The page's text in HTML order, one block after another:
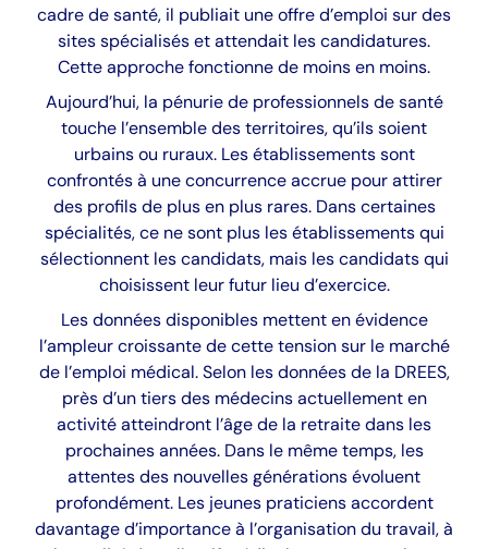
cadre de santé, il publiait une offre d’emploi sur des
sites spécialisés et attendait les candidatures.
Cette approche fonctionne de moins en moins.
Aujourd’hui, la pénurie de professionnels de santé
touche l’ensemble des territoires, qu’ils soient
urbains ou ruraux. Les établissements sont
confrontés à une concurrence accrue pour attirer
des profils de plus en plus rares. Dans certaines
spécialités, ce ne sont plus les établissements qui
sélectionnent les candidats, mais les candidats qui
choisissent leur futur lieu d’exercice.
Les données disponibles mettent en évidence
l’ampleur croissante de cette tension sur le marché
de l’emploi médical. Selon les données de la DREES,
près d’un tiers des médecins actuellement en
activité atteindront l’âge de la retraite dans les
prochaines années. Dans le même temps, les
attentes des nouvelles générations évoluent
profondément. Les jeunes praticiens accordent
davantage d’importance à l’organisation du travail, à